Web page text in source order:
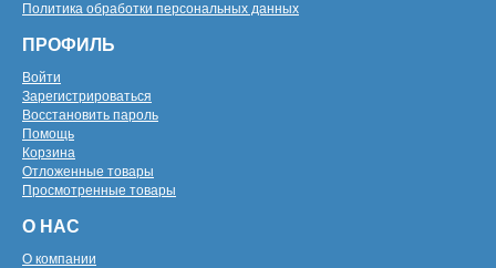
Политика обработки персональных данных
ПРОФИЛЬ
Войти
Зарегистрироваться
Восстановить пароль
Помощь
Корзина
Отложенные товары
Просмотренные товары
О НАС
О компании